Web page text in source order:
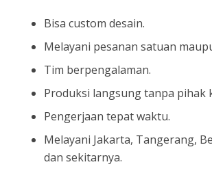
Bisa custom desain.
Melayani pesanan satuan
Tim berpengalaman.
Produksi langsung tanpa pihak
Pengerjaan tepat waktu.
Melayani Jakarta, Tangerang,
dan sekitarnya.